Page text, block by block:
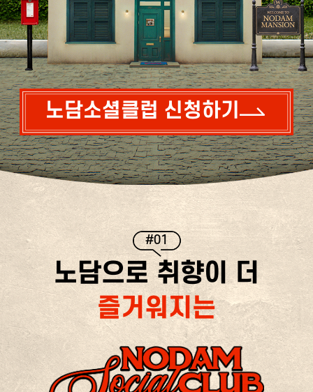
노담소셜클럽 신청하기
#01
노담으로 취향이 더
즐거워지는